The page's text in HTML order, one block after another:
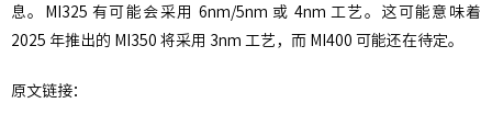
息。MI325 有可能会采用 6nm/5nm 或 4nm 工艺。这可能意味着
2025 年推出的 MI350 将采用 3nm 工艺，而 MI400 可能还在待定。
原文链接：